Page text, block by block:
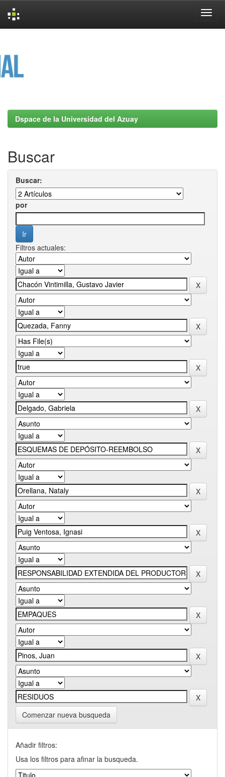
Dspace de la Universidad del Azuay
Buscar
Buscar:
por
Filtros actuales:
Comenzar nueva busqueda
Añadir filtros:
Usa los filtros para afinar la busqueda.